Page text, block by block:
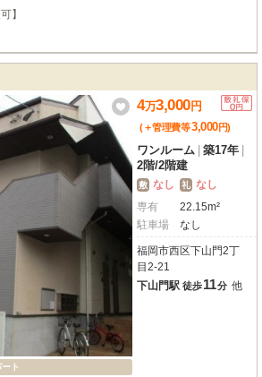
☆2階の角部屋です。博多駅まで徒歩20分なの
におススメの物件です！
】
ト
4万3,000円
(＋管理費等3,000円)
ワンルーム 築17年
2階/2階建
敷 なし 礼 なし
専有
22.15m²
駐車場
なし
福岡市西区下山門2丁
目2-21
下山門駅 徒歩11分 他